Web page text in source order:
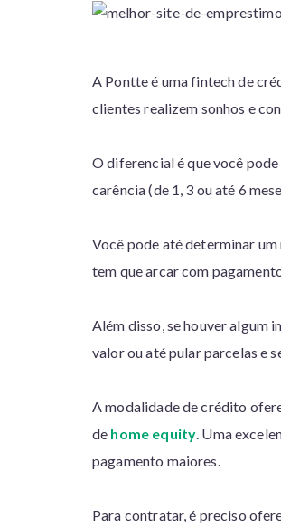
A Pontte é uma fintech de
clientes realizem sonhos e
O diferencial é que você
carência (de 1, 3 ou até 6
Você pode até determinar
tem que arcar com
Além disso, se houver algum
valor ou até pular parcelas e
A modalidade de crédito
de home equity. Uma
pagamento maiores.
Para contratar, é preciso